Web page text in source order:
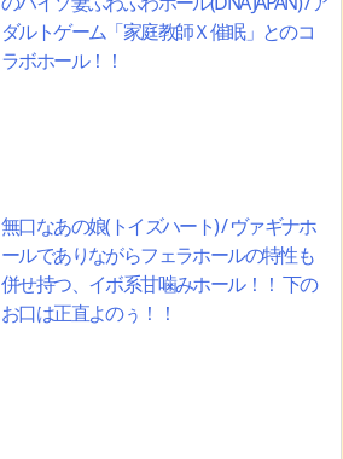
ダルトゲーム「家庭教師Ｘ催眠」とのコ
ラボホール！！
無口なあの娘(トイズハート) / ヴァギナホ
ールでありながらフェラホールの特性も
併せ持つ、イボ系甘噛みホール！！ 下の
お口は正直よのぅ！！